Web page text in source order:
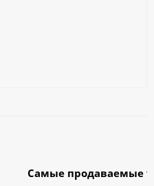
Самые продаваемые